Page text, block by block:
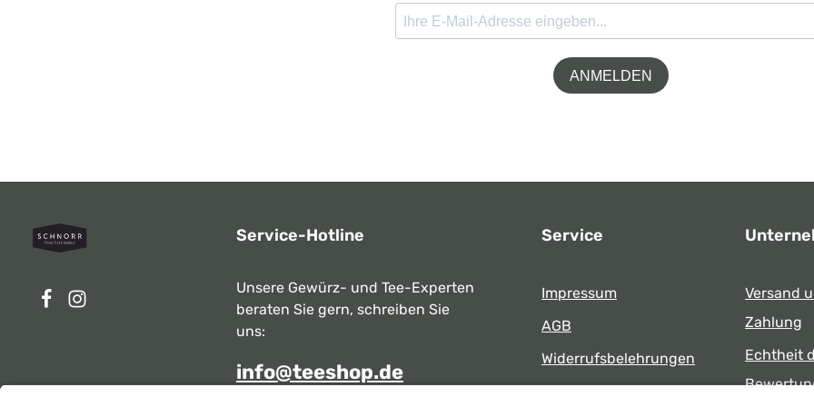
ANMELDEN
Service-Hotline
Unsere Gewürz- und Tee-Experten
beraten Sie gern, schreiben Sie
uns:
info@teeshop.de
Service
Impressum
AGB
Widerrufsbelehrungen
Datenschutz
Versand
Zahlung
Echtheit